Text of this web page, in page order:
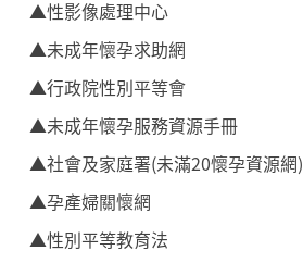
▲性影像處理中心
▲未成年懷孕求助網
▲行政院性別平等會
▲未成年懷孕服務資源手冊
▲社會及家庭署(未滿20懷孕資源網)
▲孕產婦關懷網
▲性別平等教育法